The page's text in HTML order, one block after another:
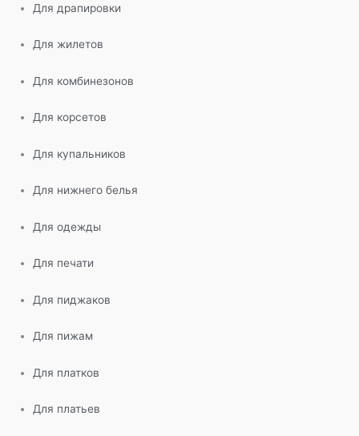
Для драпировки
Для жилетов
Для комбинезонов
Для корсетов
Для купальников
Для нижнего белья
Для одежды
Для печати
Для пиджаков
Для пижам
Для платков
Для платьев